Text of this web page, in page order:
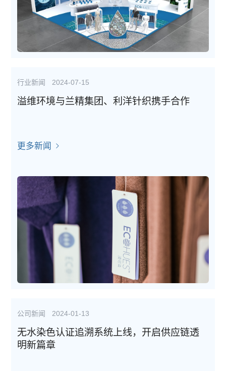
行业新闻 2024-07-15
溢维环境与兰精集团、利洋针织携手合作
更多新闻
公司新闻 2024-01-13
无水染色认证追溯系统上线，开启供应链透
明新篇章